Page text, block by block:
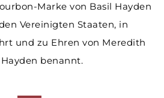
Marke von Basil Hayden
Vereinigten Staaten, in
und zu Ehren von Meredith
Hayden benannt.